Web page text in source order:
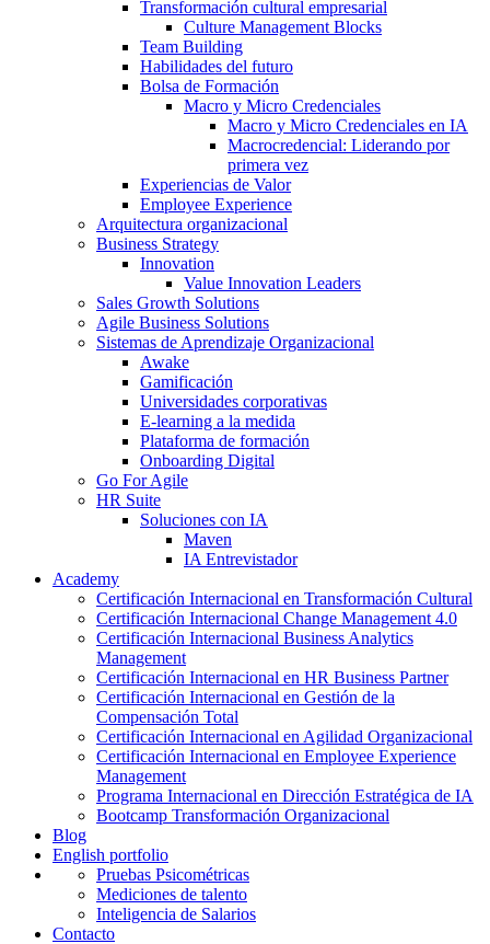
Transformación cultural empresarial
Culture Management Blocks
Team Building
Habilidades del futuro
Bolsa de Formación
Macro y Micro Credenciales
Macro y Micro Credenciales en IA
Macrocredencial: Liderando por
primera vez
Experiencias de Valor
Employee Experience
Arquitectura organizacional
Business Strategy
Innovation
Value Innovation Leaders
Sales Growth Solutions
Agile Business Solutions
Sistemas de Aprendizaje Organizacional
Awake
Gamificación
Universidades corporativas
E-learning a la medida
Plataforma de formación
Onboarding Digital
Go For Agile
HR Suite
Soluciones con IA
Maven
IA Entrevistador
Academy
Certificación Internacional en Transformación Cultural
Certificación Internacional Change Management 4.0
Certificación Internacional Business Analytics
Management
Certificación Internacional en HR Business Partner
Certificación Internacional en Gestión de la
Compensación Total
Certificación Internacional en Agilidad Organizacional
Certificación Internacional en Employee Experience
Management
Programa Internacional en Dirección Estratégica de IA
Bootcamp Transformación Organizacional
Blog
English portfolio
Pruebas Psicométricas
Mediciones de talento
Inteligencia de Salarios
Contacto